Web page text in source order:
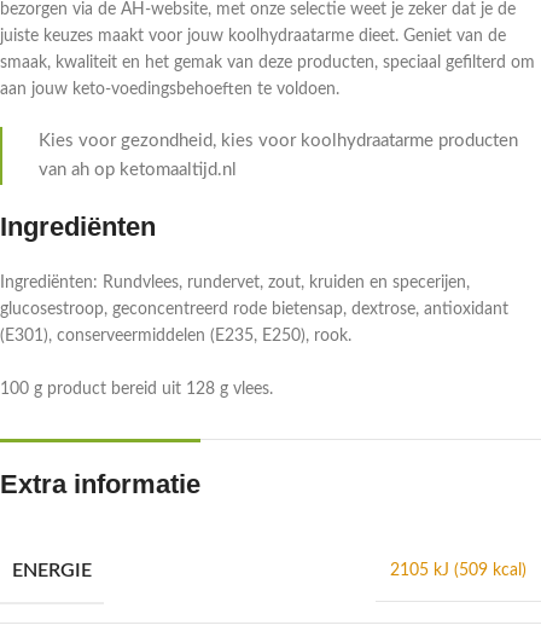
bezorgen via de AH-website, met onze selectie weet je zeker dat je de
juiste keuzes maakt voor jouw koolhydraatarme dieet. Geniet van de
smaak, kwaliteit en het gemak van deze producten, speciaal gefilterd om
aan jouw keto-voedingsbehoeften te voldoen.
Kies voor gezondheid, kies voor koolhydraatarme producten
van ah op ketomaaltijd.nl
Ingrediënten
Ingrediënten: Rundvlees, rundervet, zout, kruiden en specerijen,
glucosestroop, geconcentreerd rode bietensap, dextrose, antioxidant
(E301), conserveermiddelen (E235, E250), rook.
100 g product bereid uit 128 g vlees.
Extra informatie
ENERGIE 2105 kJ (509 kcal)